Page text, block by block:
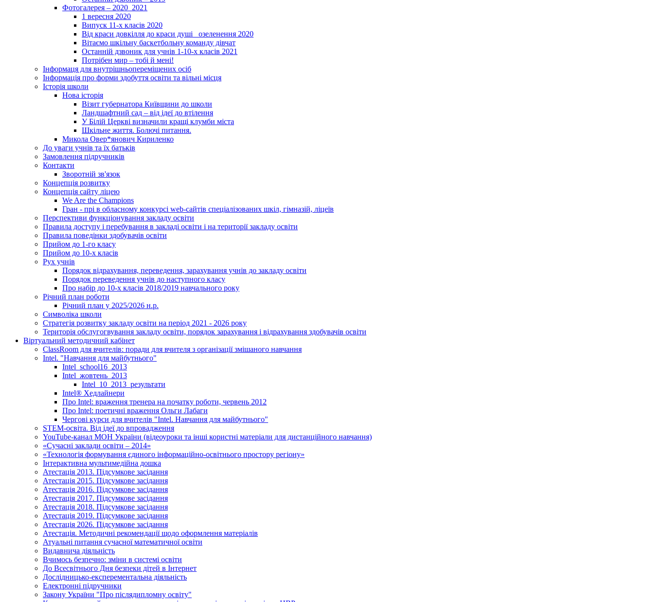
Фотогалерея – 2020_2021
1 вересня 2020
Випуск 11-х класів 2020
Від краси довкілля до краси душі _озеленення 2020
Вітаємо шкільну баскетбольну команду дівчат
Останній дзвоник для учнів 1-10-х класів 2021
Потрібен мир – тобі й мені!
Інформаця для внутрішньопереміщених осіб
Інформація про форми здобуття освіти та вільні місця
Історія школи
Нова історія
Візит губернатора Київщини до школи
Ландшафтний сад – від ідеї до втілення
У Білій Церкві визначили кращі клумби міста
Шкільне життя. Болючі питання.
Микола Овер*янович Кириленко
До уваги учнів та їх батьків
Замовлення підручників
Контакти
Зворотній зв'язок
Концепція розвитку
Концепція сайту ліцею
We Are the Champions
Гран - прі в обласному конкурсі web-сайтів спеціалізованих шкіл, гімназій, ліцеїв
Перспективи функціонування закладу освіти
Правила доступу і перебування в закладі освіти і на території закладу освіти
Правила поведінки здобувачів освіти
Прийом до 1-го класу
Прийом до 10-х класів
Рух учнів
Порядок відрахування, переведення, зарахування учнів до закладу освіти
Порядок переведення учнів до наступного класу
Про набір до 10-х класів 2018/2019 навчального року
Річний план роботи
Річний план у 2025/2026 н.р.
Символіка школи
Стратегія розвитку закладу освіти на період 2021 - 2026 року
Територія обслугогвування закладу освіти, порядок зарахування і відрахування здобувачів освіти
Віртуальний методичний кабінет
ClassRoom для вчителів: поради для вчителя з організації змішаного навчання
Intel. "Навчання для майбутнього"
Intel_school16_2013
Intel_жовтень_2013
Intel_10_2013_результати
Іntel® Хедлайнери
Про Intel: враження тренера на початку роботи, червень 2012
Про Intel: поетичні враження Ольги Лабаги
Чергові курси для вчителів "Intel. Навчання для майбутнього"
STEM-освіта. Від ідеї до впровадження
YouTube-канал МОН України (відеоуроки та інші користні матеріали для дистанційного навчання)
«Сучасні заклади освіти – 2014»
«Технологія формування єдиного інформаційно-освітнього простору регіону»
Інтерактивна мультимедійна дошка
Атестація 2013. Підсумкове засідання
Атестація 2015. Підсумкове засідання
Атестація 2016. Підсумкове засідання
Атестація 2017. Підсумкове засідання
Атестація 2018. Підсумкове засідання
Атестація 2019. Підсумкове засідання
Атестація 2026. Підсумкове засідання
Атестація. Методичні рекомендації щодо оформлення матеріалів
Атуальні питання сучасної математичної освіти
Видавнича діяльність
Вчимось безпечно: зміни в системі освіти
До Всесвітнього Дня безпеки дітей в Інтернет
Дослідницько-експерементальна діяльність
Електронні підручники
Закону України "Про післядипломну освіту"